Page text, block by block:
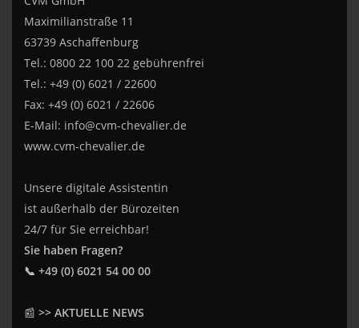
Maximilianstraße 11
63739 Aschaffenburg
Tel.: 0800 22 100 22 gebührenfrei
Tel.: +49 (0) 6021 / 22600
Fax: +49 (0) 6021 / 22606
E-Mail: info@cvm-chevalier.de
www.cvm-chevalier.de
Unsere digitale Assistentin
ist außerhalb der Bürozeiten
24/7 für Sie erreichbar!
Sie haben Fragen?
📞 +49 (0) 6021 54 00 00
📰 >> AKTUELLE NEWS